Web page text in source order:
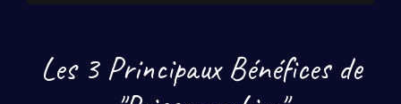
Les 3 Principaux Bénéfices de